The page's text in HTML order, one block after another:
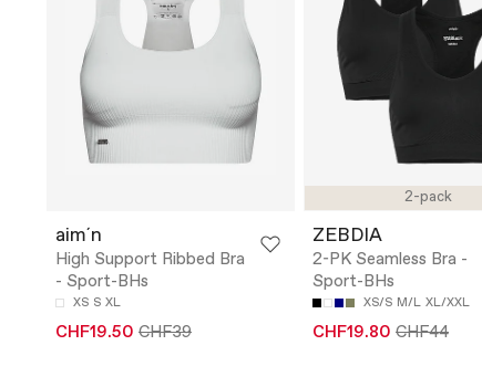
aim´n
High Support Ribbed Bra
- Sport-BHs
XS S XL
CHF19.50 CHF39
2-pack
ZEBDIA
2-PK Seamless Bra -
Sport-BHs
XS/S M/L XL/XXL
CHF19.80 CHF44